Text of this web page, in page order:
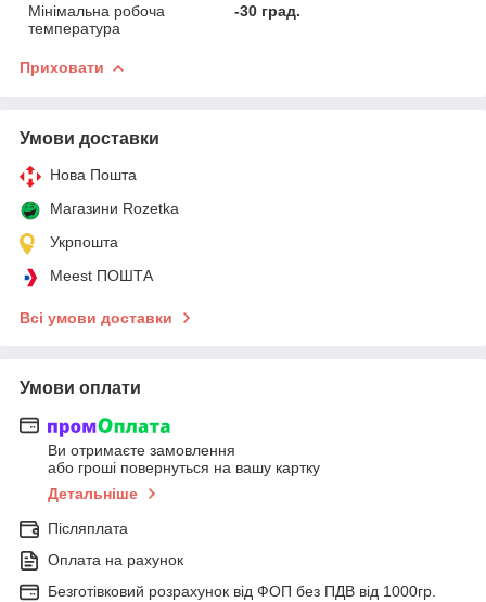
Мінімальна робоча
температура
-30 град.
Приховати
Умови доставки
Нова Пошта
Магазини Rozetka
Укрпошта
Meest ПОШТА
Всі умови доставки
Умови оплати
Ви отримаєте замовлення
або гроші повернуться на вашу картку
Детальніше
Післяплата
Оплата на рахунок
Безготівковий розрахунок від ФОП без ПДВ від 1000гр.